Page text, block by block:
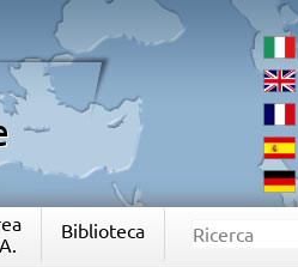
Biblioteca